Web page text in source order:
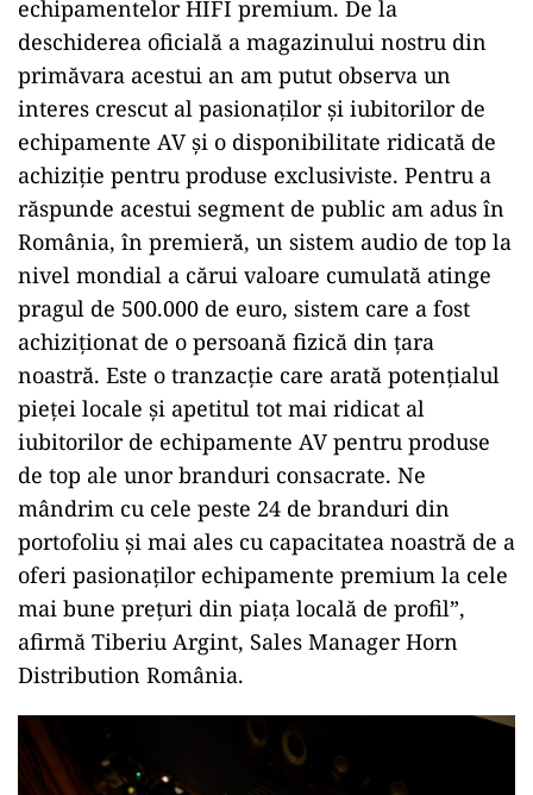
echipamentelor HIFI premium. De la
deschiderea oficială a magazinului nostru din
primăvara acestui an am putut observa un
interes crescut al pasionaților și iubitorilor de
echipamente AV și o disponibilitate ridicată de
achiziție pentru produse exclusiviste. Pentru a
răspunde acestui segment de public am adus în
România, în premieră, un sistem audio de top la
nivel mondial a cărui valoare cumulată atinge
pragul de 500.000 de euro, sistem care a fost
achiziționat de o persoană fizică din țara
noastră. Este o tranzacție care arată potențialul
pieței locale și apetitul tot mai ridicat al
iubitorilor de echipamente AV pentru produse
de top ale unor branduri consacrate. Ne
mândrim cu cele peste 24 de branduri din
portofoliu și mai ales cu capacitatea noastră de a
oferi pasionaților echipamente premium la cele
mai bune prețuri din piața locală de profil”,
afirmă Tiberiu Argint, Sales Manager Horn
Distribution România.